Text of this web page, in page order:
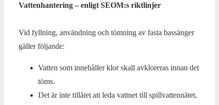
Vattenhantering – enligt SEOM:s riktlinjer
Vid fyllning, användning och tömning av fasta bassänger
gäller följande:
Vatten som innehåller klor skall avkloreras innan det
töms.
Det är inte tillåtet att leda vattnet till spillvattennätet,